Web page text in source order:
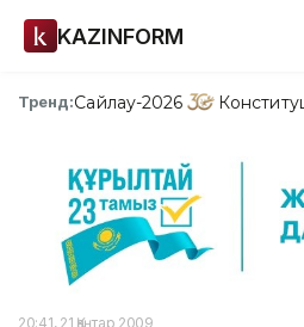
KAZINFORM
Тренд:Сайлау-2026
20:41, 21 Қаңтар 2009